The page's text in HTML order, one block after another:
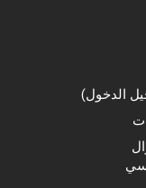
الدخول)